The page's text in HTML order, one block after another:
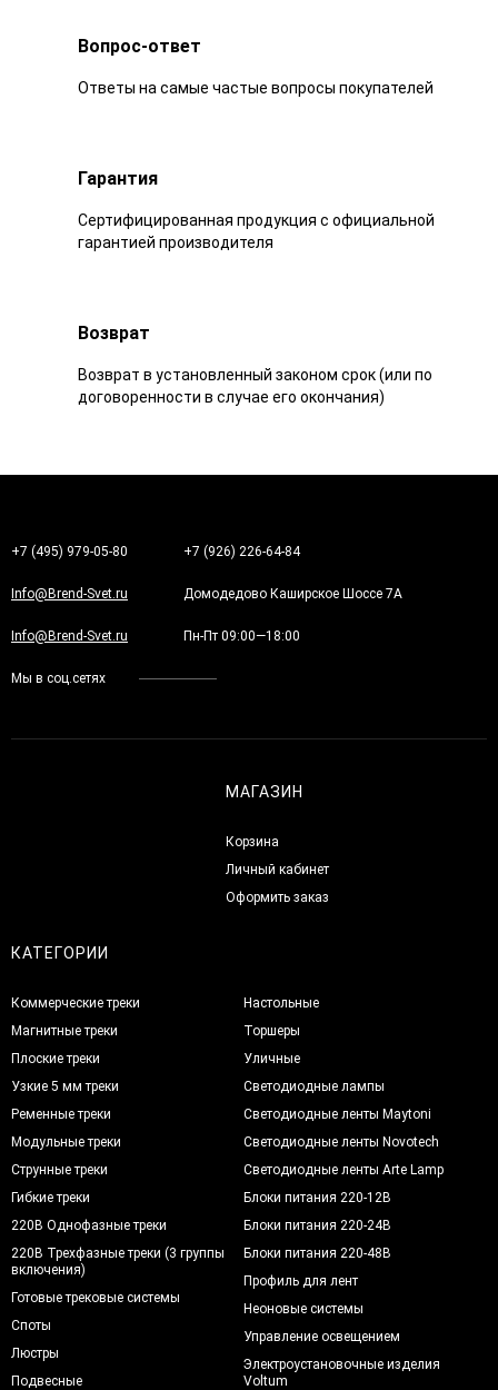
Вопрос-ответ
Ответы на самые частые вопросы покупателей
Гарантия
Сертифицированная продукция с официальной
гарантией производителя
Возврат
Возврат в установленный законом срок (или по
договоренности в случае его окончания)
+7 (495) 979-05-80 +7 (926) 226-64-84
Info@Brend-Svet.ru Домодедово Каширское Шоссе 7А
Info@Brend-Svet.ru Пн-Пт 09:00—18:00
Мы в соц.сетях
МАГАЗИН
Корзина
Личный кабинет
Оформить заказ
КАТЕГОРИИ
Коммерческие треки
Магнитные треки
Плоские треки
Узкие 5 мм треки
Ременные треки
Модульные треки
Струнные треки
Гибкие треки
220В Однофазные треки
220В Трехфазные треки (3 группы
включения)
Готовые трековые системы
Споты
Люстры
Подвесные
Настольные
Торшеры
Уличные
Светодиодные лампы
Светодиодные ленты Maytoni
Светодиодные ленты Novotech
Светодиодные ленты Arte Lamp
Блоки питания 220-12В
Блоки питания 220-24В
Блоки питания 220-48В
Профиль для лент
Неоновые системы
Управление освещением
Электроустановочные изделия
Voltum